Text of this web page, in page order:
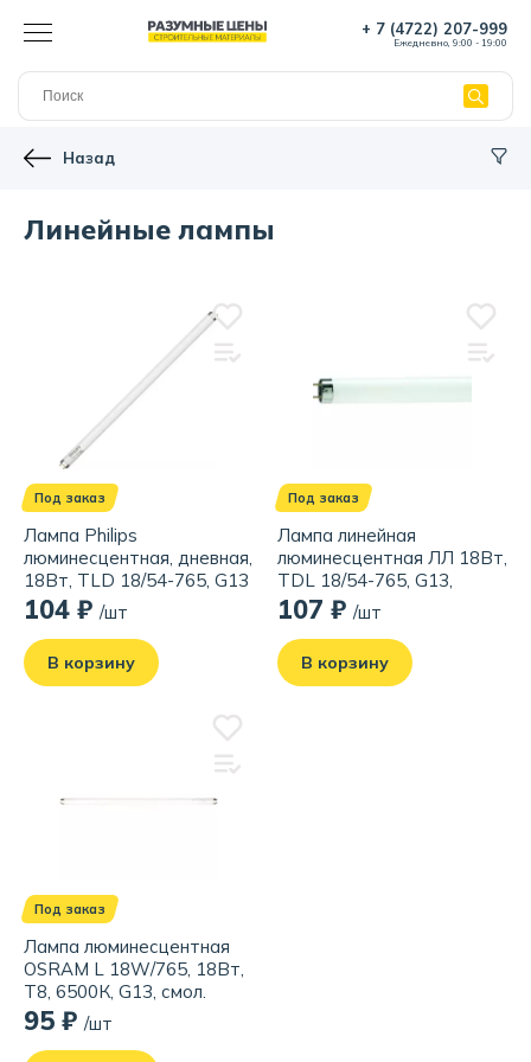
+ 7 (4722) 207-999
Ежедневно, 9:00 - 19:00
Назад
Линейные лампы
Под заказ
Лампа Philips
люминесцентная, дневная,
18Вт, TLD 18/54-765, G13
104 ₽ /шт
В корзину
Под заказ
Лампа линейная
люминесцентная ЛЛ 18Вт,
TDL 18/54-765, G13,
дневная
107 ₽ /шт
В корзину
Под заказ
Лампа люминесцентная
OSRAM L 18W/765, 18Вт,
T8, 6500К, G13, смол.
95 ₽ /шт